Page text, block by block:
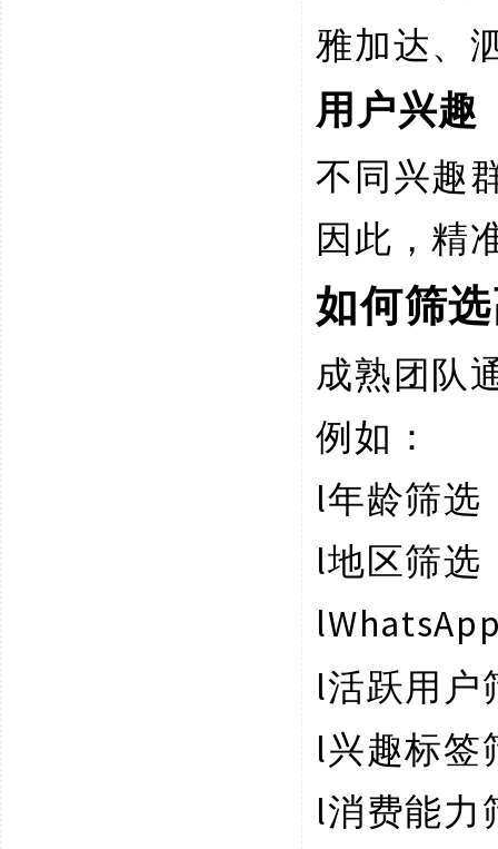
雅加达、
用户兴趣
不同兴趣
因此，精
如何筛
成熟团队
例如：
l年龄筛选
l地区筛选
l
l活跃用户
l兴趣标签
l消费能力